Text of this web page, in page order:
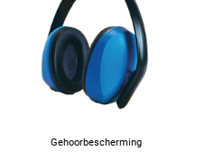
Gehoorbescherming